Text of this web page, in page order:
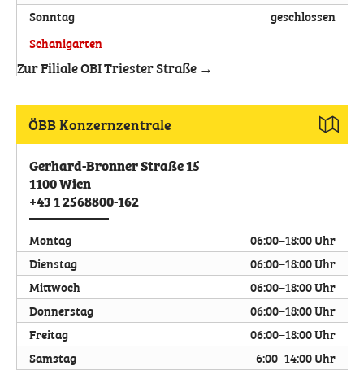
Sonntag
geschlossen
Schanigarten
Zur Filiale OBI Triester Straße →
ÖBB Konzernzentrale
Gerhard-Bronner Straße 15
1100Wien
+43 1 2568800-162
Montag
06:00–18:00 Uhr
Dienstag
06:00–18:00 Uhr
Mittwoch
06:00–18:00 Uhr
Donnerstag
06:00–18:00 Uhr
Freitag
06:00–18:00 Uhr
Samstag
6:00–14:00 Uhr